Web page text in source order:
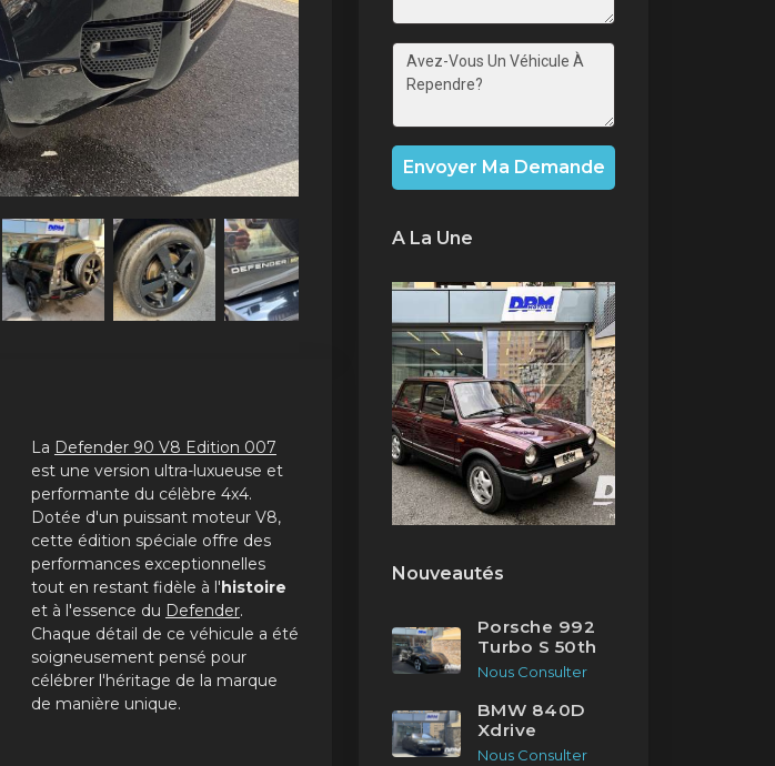
La Defender 90 V8 Edition 007
est une version ultra-luxueuse et
performante du célèbre 4x4.
Dotée d'un puissant moteur V8,
cette édition spéciale offre des
performances exceptionnelles
tout en restant fidèle à l'histoire
et à l'essence du Defender.
Chaque détail de ce véhicule a été
soigneusement pensé pour
célébrer l'héritage de la marque
de manière unique.
Envoyer Ma Demande
A La Une
Nouveautés
Porsche 992
Turbo S 50th
Nous Consulter
BMW 840D
Xdrive
Nous Consulter